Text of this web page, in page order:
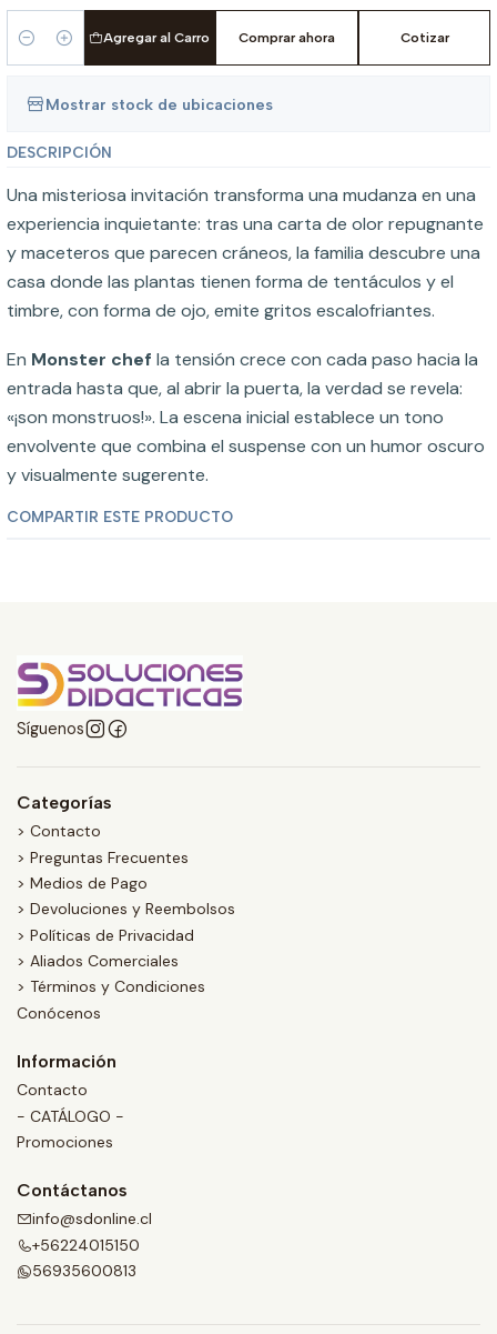
Cantidad
Agregar al Carro Comprar ahora Cotizar
Mostrar stock de ubicaciones
DESCRIPCIÓN
Una misteriosa invitación transforma una mudanza en una
experiencia inquietante: tras una carta de olor repugnante
y maceteros que parecen cráneos, la familia descubre una
casa donde las plantas tienen forma de tentáculos y el
timbre, con forma de ojo, emite gritos escalofriantes.
En Monster chef la tensión crece con cada paso hacia la
entrada hasta que, al abrir la puerta, la verdad se revela:
«¡son monstruos!». La escena inicial establece un tono
envolvente que combina el suspense con un humor oscuro
y visualmente sugerente.
COMPARTIR ESTE PRODUCTO
Síguenos
Categorías
> Contacto
> Preguntas Frecuentes
> Medios de Pago
> Devoluciones y Reembolsos
> Políticas de Privacidad
> Aliados Comerciales
> Términos y Condiciones
Conócenos
Información
Contacto
- CATÁLOGO -
Promociones
Contáctanos
info@sdonline.cl
+56224015150
56935600813